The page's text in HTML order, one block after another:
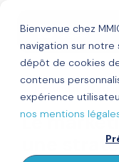
Bienvenue chez
navigation sur
dépôt de cookies
contenus
expérience
nos mentions
inbound marketing
Le
une